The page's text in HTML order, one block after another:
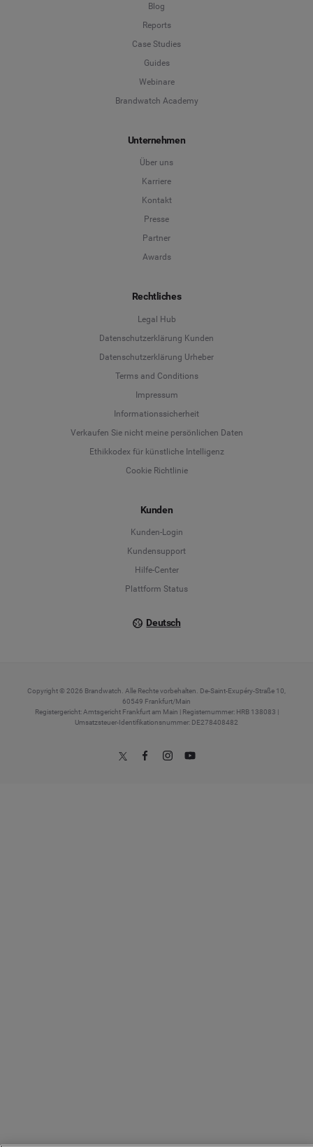
Blog
Reports
Case Studies
Guides
Webinare
Brandwatch Academy
Unternehmen
Über uns
Karriere
Kontakt
Presse
Partner
Awards
Rechtliches
Legal Hub
Datenschutzerklärung Kunden
Datenschutzerklärung Urheber
Terms and Conditions
Impressum
Informationssicherheit
Verkaufen Sie nicht meine persönlichen Daten
Ethikkodex für künstliche Intelligenz
Cookie Richtlinie
Kunden
Kunden-Login
Kundensupport
Hilfe-Center
Plattform Status
Deutsch
Deutsch
English
Copyright © 2026 Brandwatch. Alle Rechte vorbehalten. De-Saint-Exupéry-Straße 10,
60549 Frankfurt/Main
Registergericht: Amtsgericht Frankfurt am Main | Registernummer: HRB 138083 |
Umsatzsteuer-Identifikationsnummer: DE278408482